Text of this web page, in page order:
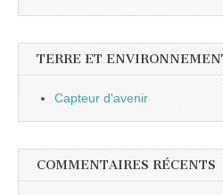
TERRE ET
Capteur d'avenir
COMMENTAIRES RÉCENTS